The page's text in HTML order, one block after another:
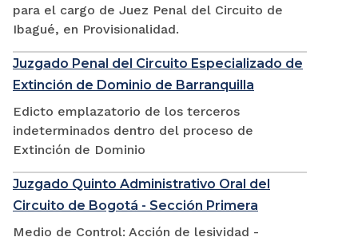
para el cargo de Juez Penal del Circuito de
Ibagué, en Provisionalidad.
Juzgado Penal del Circuito Especializado de
Extinción de Dominio de Barranquilla
Edicto emplazatorio de los terceros
indeterminados dentro del proceso de
Extinción de Dominio
Juzgado Quinto Administrativo Oral del
Circuito de Bogotá - Sección Primera
Medio de Control: Acción de lesividad -